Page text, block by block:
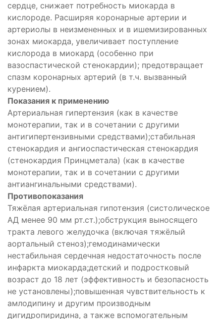
сердце, снижает потребность миокарда в
кислороде. Расширяя коронарные артерии и
артериолы в неизмененных и в ишемизированных
зонах миокарда, увеличивает поступление
кислорода в миокард (особенно при
вазоспастической стенокардии); предотвращает
спазм коронарных артерий (в т.ч. вызванный
курением).
Показания к применению
Артериальная гипертензия (как в качестве
монотерапии, так и в сочетании с другими
антигипертензивными средствами);стабильная
стенокардия и ангиоспастическая стенокардия
(стенокардия Принцметала) (как в качестве
монотерапии, так и в сочетании с другими
антиангинальными средствами).
Противопоказания
Тяжёлая артериальная гипотензия (систолическое
АД менее 90 мм рт.ст.);обструкция выносящего
тракта левого желудочка (включая тяжёлый
аортальный стеноз);гемодинамически
нестабильная сердечная недостаточность после
инфаркта миокарда;детский и подростковый
возраст до 18 лет (эффективность и безопасность
не установлены);повышенная чувствительность к
амлодипину и другим производным
дигидропиридина, а также вспомогательным